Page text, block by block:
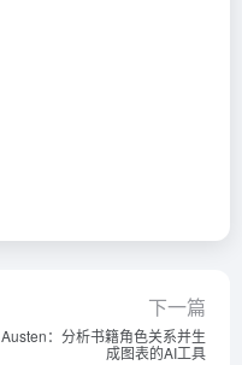
下一篇
Austen：分析书籍角色关系并生
成图表的AI工具